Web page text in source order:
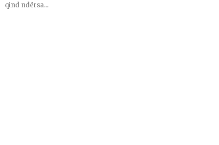
qind ndërsa...